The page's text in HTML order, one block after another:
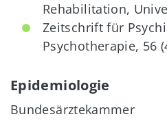
Rehabilitation,
Zeitschrift für
Psychotherapie, 56
Epidemiologie
Bundesärztekammer